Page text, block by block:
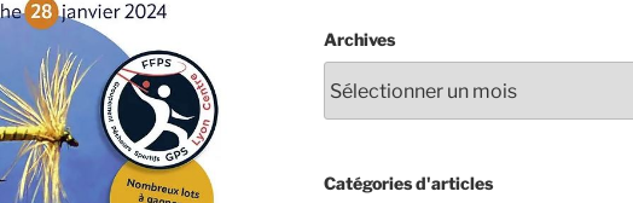
Archives
Catégories d'articles